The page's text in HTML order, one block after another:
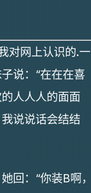
对网上认识的.一
说：“在在在喜
人人人的面面
说说话会结结
：“你装B啊，